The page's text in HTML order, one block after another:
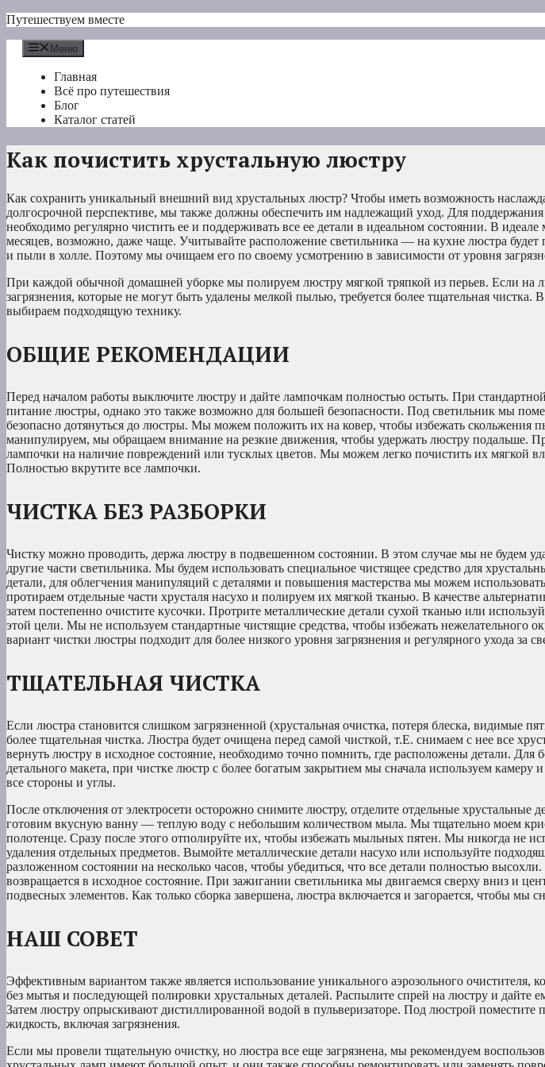
Перейти
содержимому
Путешествуем вместе
Меню
Главная
Всё про путешествия
Блог
Каталог статей
Как почистить хрустальную люстру
Как сохранить уникальный внешний вид хрустальных люстр? Чтобы иметь возможность
долгосрочной перспективе, мы также должны обеспечить им надлежащий уход. Для
необходимо регулярно чистить ее и поддерживать все ее детали в идеальном состоянии. В
месяцев, возможно, даже чаще. Учитывайте расположение светильника — на кухне люстра
и пыли в холле. Поэтому мы очищаем его по своему усмотрению в зависимости от уровня
При каждой обычной домашней уборке мы полируем люстру мягкой тряпкой из перьев. Если на
загрязнения, которые не могут быть удалены мелкой пылью, требуется более тщательная чистка.
выбираем подходящую технику.
ОБЩИЕ РЕКОМЕНДАЦИИ
Перед началом работы выключите люстру и дайте лампочкам полностью остыть. При
питание люстры, однако это также возможно для большей безопасности. Под светильник мы
безопасно дотянуться до люстры. Мы можем положить их на ковер, чтобы избежать скольжения
манипулируем, мы обращаем внимание на резкие движения, чтобы удержать люстру подальше.
лампочки на наличие повреждений или тусклых цветов. Мы можем легко почистить их мягкой
Полностью вкрутите все лампочки.
ЧИСТКА БЕЗ РАЗБОРКИ
Чистку можно проводить, держа люстру в подвешенном состоянии. В этом случае мы не будем
другие части светильника. Мы будем использовать специальное чистящее средство для
детали, для облегчения манипуляций с деталями и повышения мастерства мы можем
протираем отдельные части хрусталя насухо и полируем их мягкой тканью. В качестве
затем постепенно очистите кусочки. Протрите металлические детали сухой тканью или
этой цели. Мы не используем стандартные чистящие средства, чтобы избежать нежелательного
вариант чистки люстры подходит для более низкого уровня загрязнения и регулярного ухода за
ТЩАТЕЛЬНАЯ ЧИСТКА
Если люстра становится слишком загрязненной (хрустальная очистка, потеря блеска, видимые
более тщательная чистка. Люстра будет очищена перед самой чисткой, т.Е. снимаем с нее все
вернуть люстру в исходное состояние, необходимо точно помнить, где расположены детали. Для
детального макета, при чистке люстр с более богатым закрытием мы сначала используем камеру
все стороны и углы.
После отключения от электросети осторожно снимите люстру, отделите отдельные
готовим вкусную ванну — теплую воду с небольшим количеством мыла. Мы тщательно моем
полотенце. Сразу после этого отполируйте их, чтобы избежать мыльных пятен. Мы никогда не
удаления отдельных предметов. Вымойте металлические детали насухо или используйте
разложенном состоянии на несколько часов, чтобы убедиться, что все детали полностью
возвращается в исходное состояние. При зажигании светильника мы двигаемся сверху вниз и
подвесных элементов. Как только сборка завершена, люстра включается и загорается, чтобы мы
НАШ СОВЕТ
Эффективным вариантом также является использование уникального аэрозольного очистителя,
без мытья и последующей полировки хрустальных деталей. Распылите спрей на люстру и дайте
Затем люстру опрыскивают дистиллированной водой в пульверизаторе. Под люстрой поместите
жидкость, включая загрязнения.
Если мы провели тщательную очистку, но люстра все еще загрязнена, мы рекомендуем